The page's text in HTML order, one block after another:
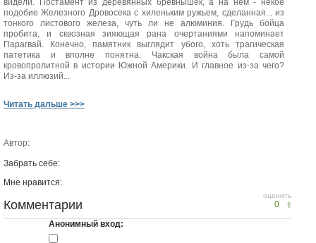
видели. Постамент из деревянных брёвнышек, а на нём - некое
подобие Железного Дровосека с хиленьким ружьем, сделанная... из
тонкого листового железа, чуть ли не алюминия. Грудь бойца
пробита, и сквозная зияющая рана очертаниями напоминает
Парагвай. Конечно, памятник выглядит убого, хоть трагическая
патетика и вполне понятна. Чакская война была самой
кровопролитной в истории Южной Америки. И главное из-за чего?
Из-за иллюзий...
Читать дальше >>>
Автор:
Забрать себе:
Мне нравится:
оценить
0
Комментарии
Анонимный вход: